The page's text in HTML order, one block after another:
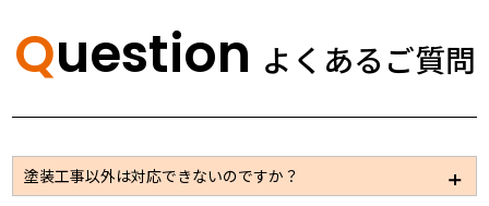
Question よくあるご質問
塗装工事以外は対応できないのですか？